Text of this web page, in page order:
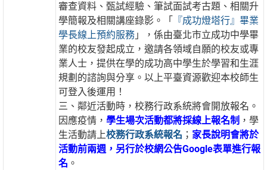
審查資料、甄試經驗、筆試面試考古題、相關升
學簡報及相關講座錄影。「
『成功燈塔行』畢業
學長線上預約服務 」，係由臺北市立成功中學畢
業的校友發起成立，邀請各領域自願的校友或專
業人士，提供在學的成功高中學生於學習和生涯
規劃的諮詢與分享。以上平臺資源歡迎本校師生
可登入後運用！
三、鄰近活動時，校務行政系統將會開放報名。
因應疫情，學生場次活動都將採線上報名制 ，學
生活動請上校務行政系統報名 ； 家長說明會將於
活動前兩週，另行於校網公告Google表單進行報
名 。